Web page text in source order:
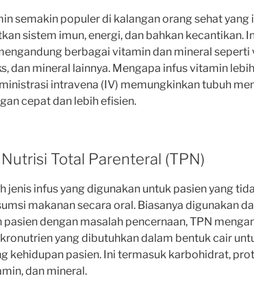
semakin populer di kalangan orang sehat yang
sistem imun, energi, dan bahkan kecantikan.
berbagai vitamin dan mineral seperti
dan mineral lainnya. Mengapa infus vitamin
intravena (IV) memungkinkan tubuh
cepat dan lebih efisien.
Total Parenteral (TPN)
jenis infus yang digunakan untuk pasien yang
makanan secara oral. Biasanya digunakan
pasien dengan masalah pencernaan, TPN
yang dibutuhkan dalam bentuk cair
kehidupan pasien. Ini termasuk karbohidrat,
dan mineral.